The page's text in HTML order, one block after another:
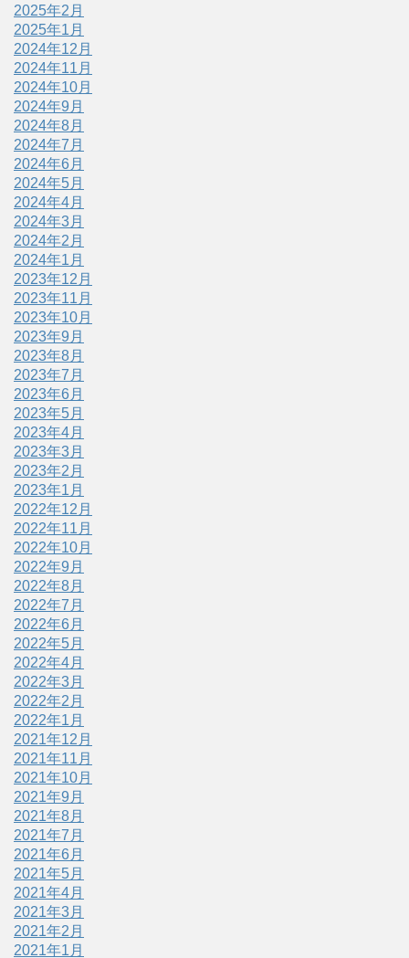
2025年2月
2025年1月
2024年12月
2024年11月
2024年10月
2024年9月
2024年8月
2024年7月
2024年6月
2024年5月
2024年4月
2024年3月
2024年2月
2024年1月
2023年12月
2023年11月
2023年10月
2023年9月
2023年8月
2023年7月
2023年6月
2023年5月
2023年4月
2023年3月
2023年2月
2023年1月
2022年12月
2022年11月
2022年10月
2022年9月
2022年8月
2022年7月
2022年6月
2022年5月
2022年4月
2022年3月
2022年2月
2022年1月
2021年12月
2021年11月
2021年10月
2021年9月
2021年8月
2021年7月
2021年6月
2021年5月
2021年4月
2021年3月
2021年2月
2021年1月